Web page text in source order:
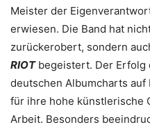
Meister der
erwiesen. Die Band hat
zurückerobert, sondern
RIOTbegeistert. Der Erfolg
deutschen Albumcharts
für ihre hohe künstlerische
Arbeit. Besonders